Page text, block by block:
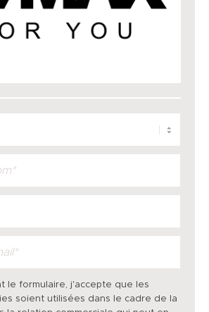
le formulaire, j'accepte que les
soient utilisées dans le cadre de la